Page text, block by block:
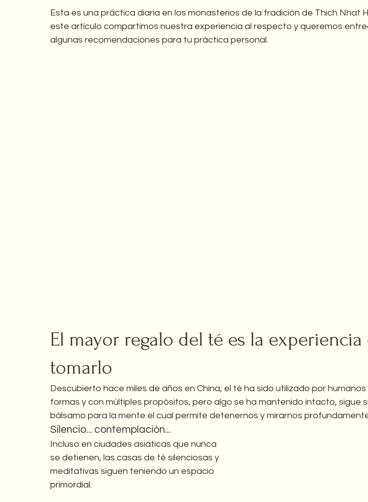
Esta es una práctica diaria en los monasterios de la tradición de Thich Nhat
este artículo compartimos nuestra experiencia al respecto y queremos
algunas recomendaciones para tu práctica personal.
El mayor regalo del té es la experiencia
tomarlo
Descubierto hace miles de años en China, el té ha sido utilizado por
formas y con múltiples propósitos, pero algo se ha mantenido intacto, sigue
bálsamo para la mente el cual permite detenernos y mirarnos
Silencio... contemplación...
Incluso en ciudades asiáticas que nunca
se detienen, las casas de té silenciosas y
meditativas siguen teniendo un espacio
primordial.